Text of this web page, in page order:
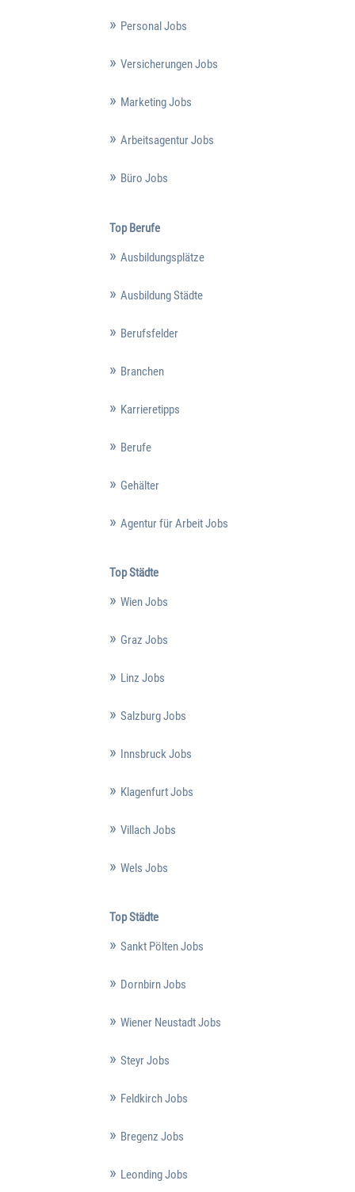
Personal Jobs
Versicherungen Jobs
Marketing Jobs
Arbeitsagentur Jobs
Büro Jobs
Top Berufe
Ausbildungsplätze
Ausbildung Städte
Berufsfelder
Branchen
Karrieretipps
Berufe
Gehälter
Agentur für Arbeit Jobs
Top Städte
Wien Jobs
Graz Jobs
Linz Jobs
Salzburg Jobs
Innsbruck Jobs
Klagenfurt Jobs
Villach Jobs
Wels Jobs
Top Städte
Sankt Pölten Jobs
Dornbirn Jobs
Wiener Neustadt Jobs
Steyr Jobs
Feldkirch Jobs
Bregenz Jobs
Leonding Jobs